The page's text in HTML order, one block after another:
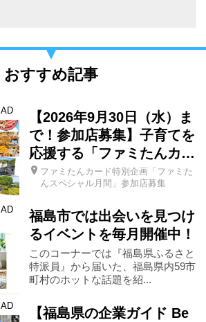
おすすめ記事
AD
【2026年9月30日（水）ま
で！参加店募集】子育てを
応援する「ファミたんカ…
ファミたんカード特別企画「ファミた
んスペシャル月間」参加店募集
AD
福島市では出会いを見つけ
るイベントを毎月開催中！
このコーナーでは『福島県ふるさと
特派員』から届いた、福島県内59市
町村のホットな話題を紹...
AD
【福島県の企業ガイド Be